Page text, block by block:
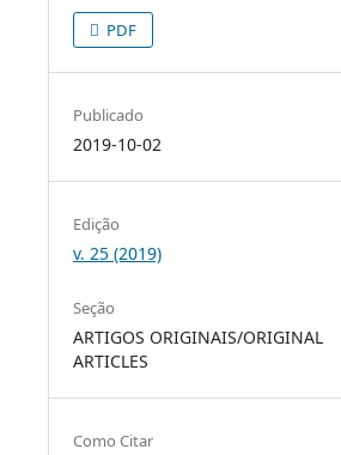
PDF
Publicado
2019-10-02
Edição
v. 25 (2019)
Seção
ARTIGOS ORIGINAIS/ORIGINAL
ARTICLES
Como Citar